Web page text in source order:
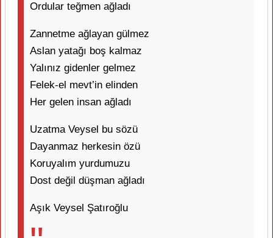
Ordular teğmen ağladı
Zannetme ağlayan gülmez
Aslan yatağı boş kalmaz
Yalınız gidenler gelmez
Felek-el mevt’in elinden
Her gelen insan ağladı
Uzatma Veysel bu sözü
Dayanmaz herkesin özü
Koruyalım yurdumuzu
Dost değil düşman ağladı
Aşık Veysel Şatıroğlu